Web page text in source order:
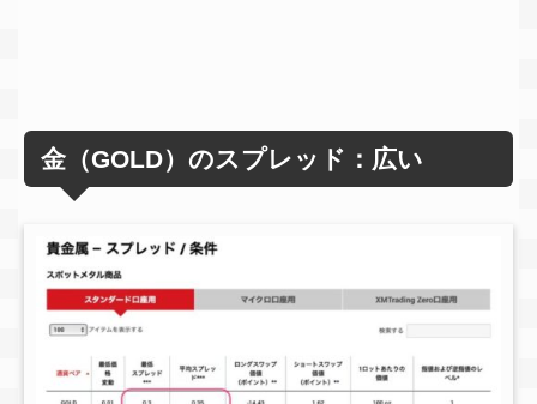
金（GOLD）のスプレッド：広い